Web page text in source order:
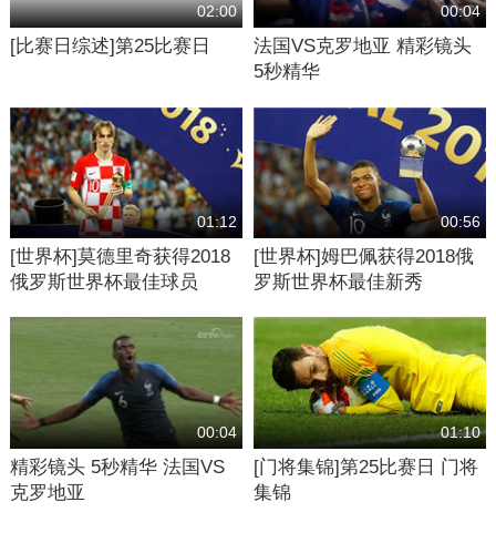
02:00
[比赛日综述]第25比赛日
00:04
法国VS克罗地亚 精彩镜头
5秒精华
01:12
[世界杯]莫德里奇获得2018
俄罗斯世界杯最佳球员
00:56
[世界杯]姆巴佩获得2018俄
罗斯世界杯最佳新秀
00:04
精彩镜头 5秒精华 法国VS
克罗地亚
01:10
[门将集锦]第25比赛日 门将
集锦